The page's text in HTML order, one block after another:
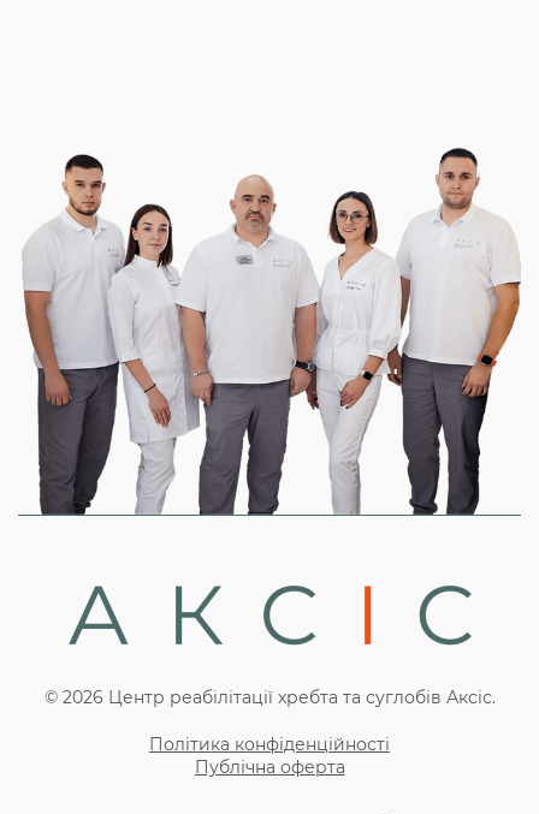
© 2026 Центр реабілітації хребта та суглобів Аксіс.
Політика конфіденційності
Публічна оферта